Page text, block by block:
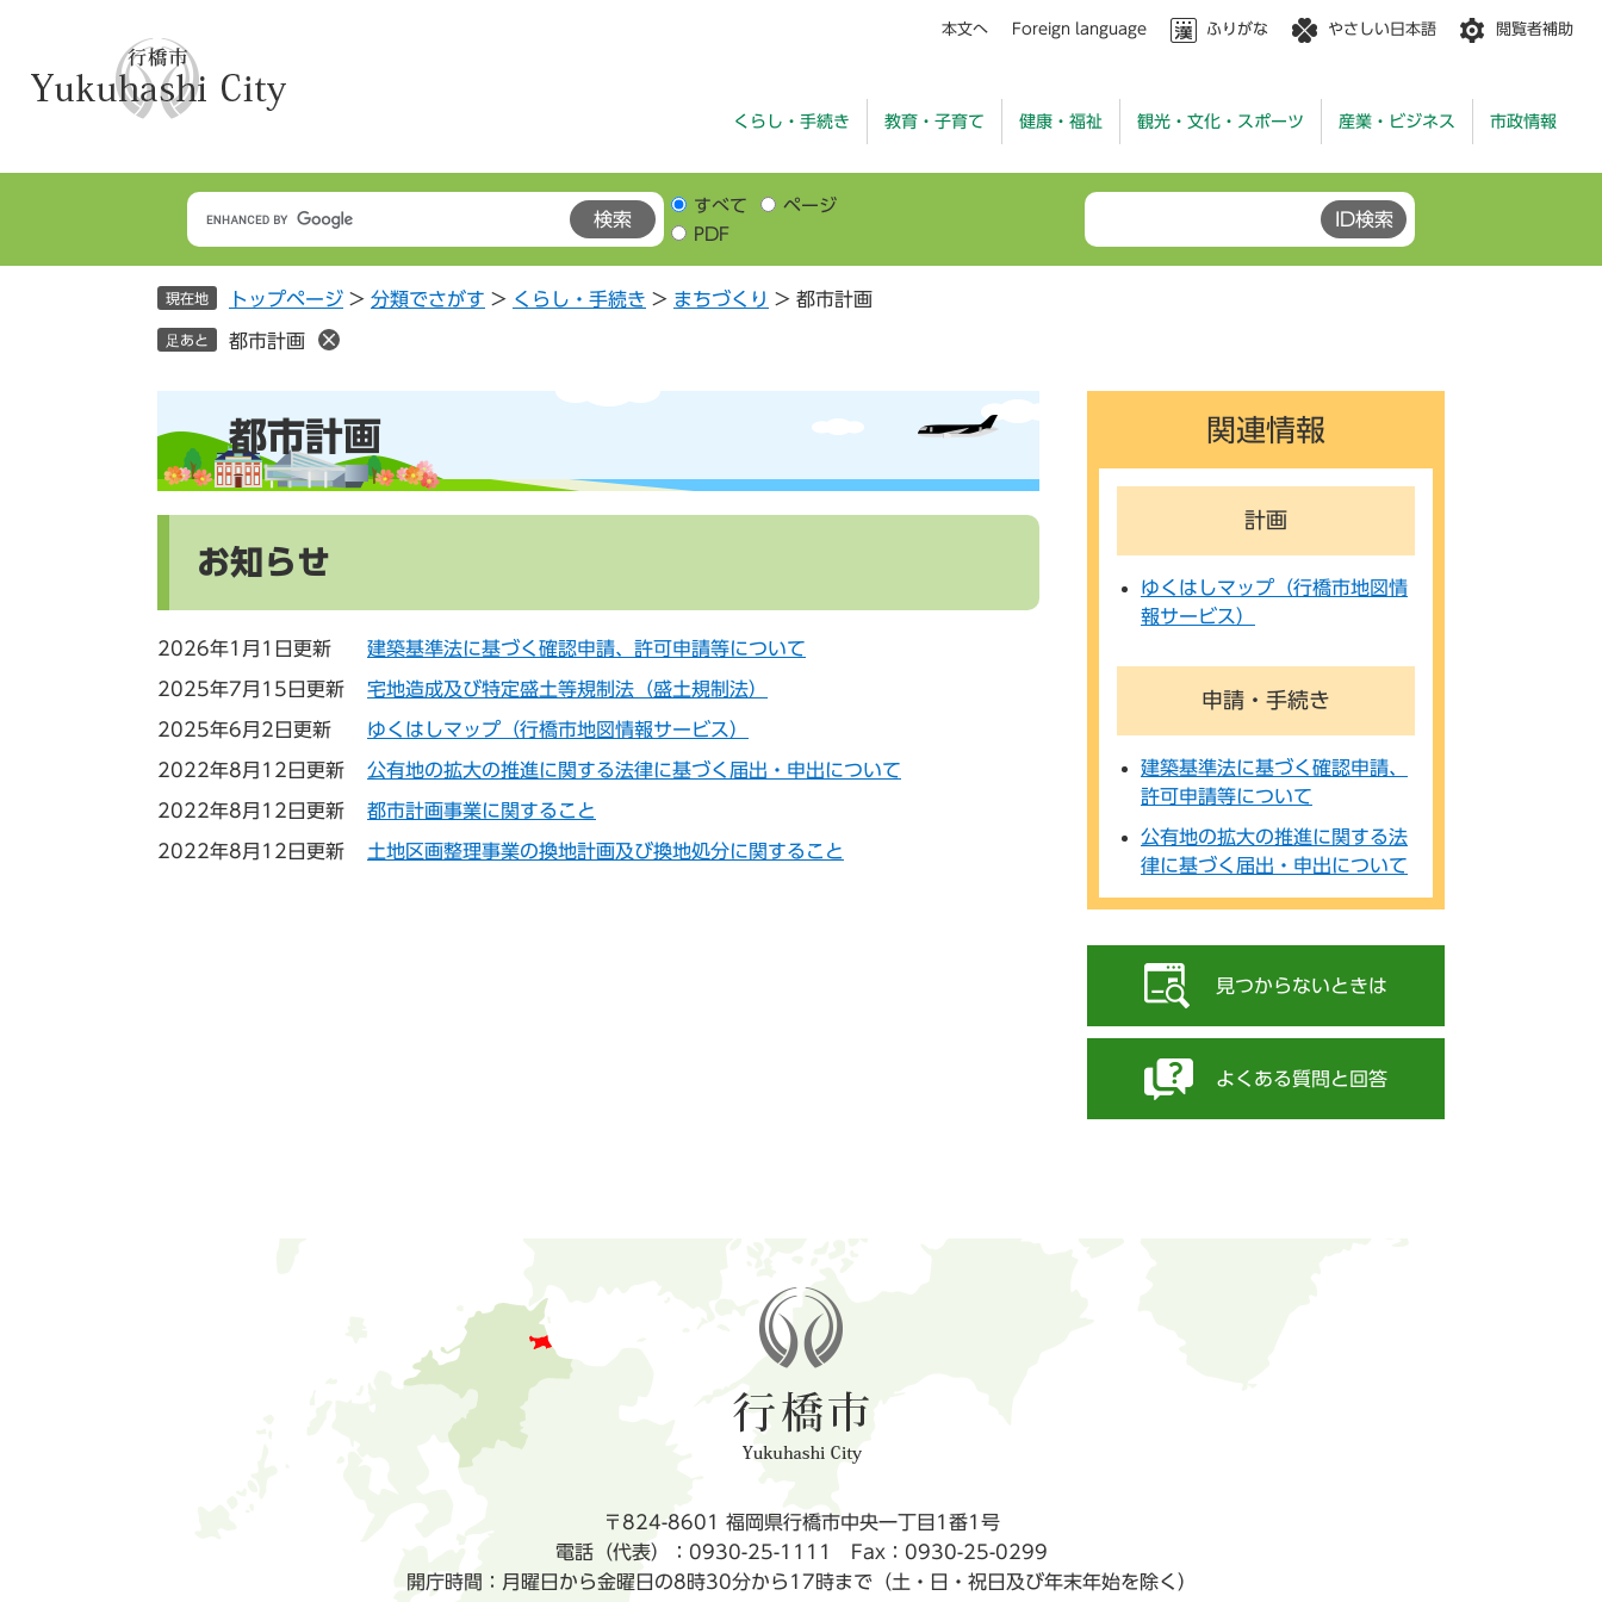
本
本文へ Foreign language ふりがな やさしい日本語 閲覧者補助
くらし・手続き 教育・子育て 健康・福祉 観光・文化・スポーツ 産業・ビジネス 市政情報
すべて
ページ
PDF
現在地 トップページ > 分類でさがす > くらし・手続き > まちづくり > 都市計画
足あと 都市計画
文
都市計画
お知らせ
2026年1月1日更新 建築基準法に基づく確認申請、許可申請等について
2025年7月15日更新 宅地造成及び特定盛土等規制法（盛土規制法）
2025年6月2日更新 ゆくはしマップ（行橋市地図情報サービス）
2022年8月12日更新 公有地の拡大の推進に関する法律に基づく届出・申出について
2022年8月12日更新 都市計画事業に関すること
2022年8月12日更新 土地区画整理事業の換地計画及び換地処分に関すること
関連情報
計画
ゆくはしマップ（行橋市地図情
報サービス）
申請・手続き
建築基準法に基づく確認申請、
許可申請等について
公有地の拡大の推進に関する法
律に基づく届出・申出について
見つからないときは
よくある質問と回答
〒824-8601 福岡県行橋市中央一丁目1番1号
電話（代表）：0930-25-1111
Fax：0930-25-0299
開庁時間：月曜日から金曜日の8時30分から17時まで（土・日・祝日及び年末年始を除く）